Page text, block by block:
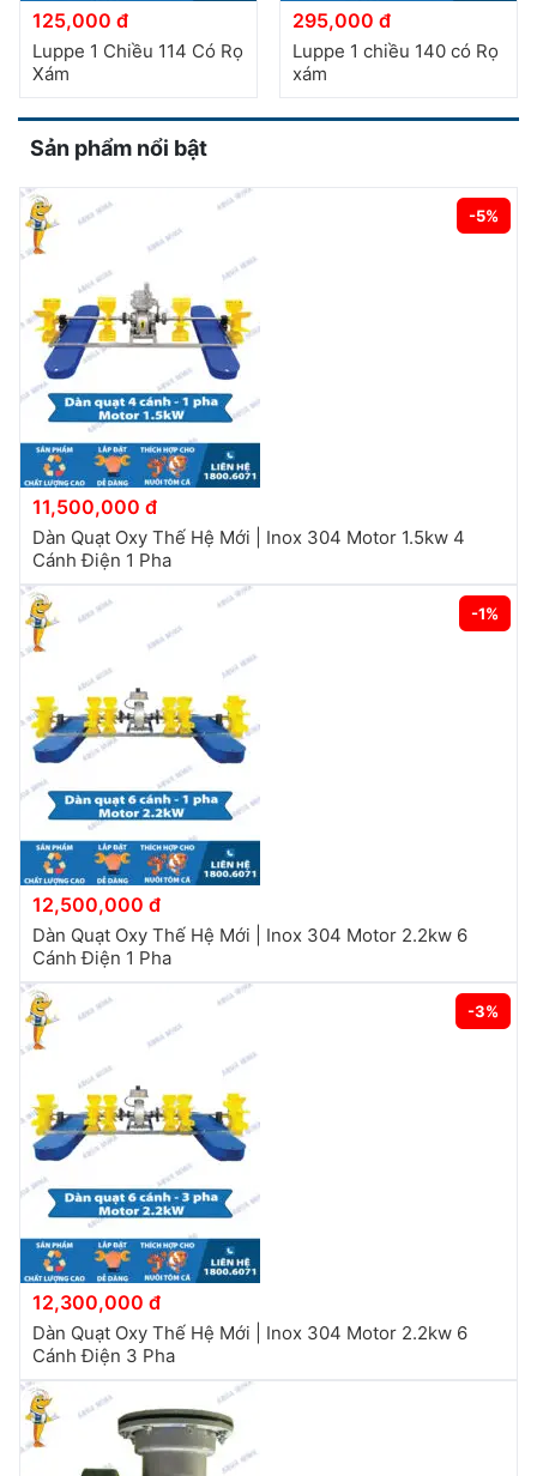
125,000 đ
Luppe 1 Chiều 114 Có Rọ
Xám
295,000 đ
Luppe 1 chiều 140 có Rọ
xám
Sản phẩm nổi bật
-5%
11,500,000 đ
Dàn Quạt Oxy Thế Hệ Mới | Inox 304 Motor 1.5kw 4
Cánh Điện 1 Pha
-1%
12,500,000 đ
Dàn Quạt Oxy Thế Hệ Mới | Inox 304 Motor 2.2kw 6
Cánh Điện 1 Pha
-3%
12,300,000 đ
Dàn Quạt Oxy Thế Hệ Mới | Inox 304 Motor 2.2kw 6
Cánh Điện 3 Pha